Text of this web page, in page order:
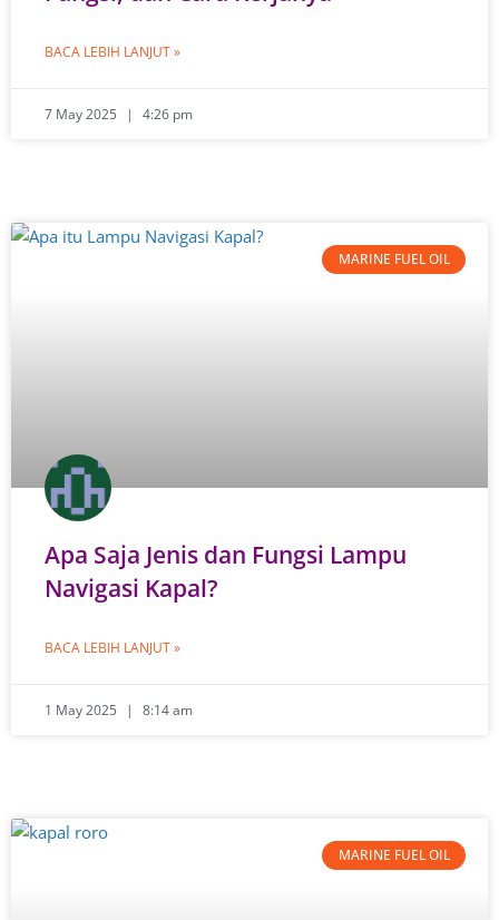
BACA LEBIH LANJUT »
7 May 2025 4:26 pm
MARINE FUEL OIL
Apa Saja Jenis dan Fungsi Lampu
Navigasi Kapal?
BACA LEBIH LANJUT »
1 May 2025 8:14 am
MARINE FUEL OIL